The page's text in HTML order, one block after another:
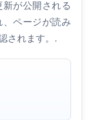
が公開される
ページが読み
されます。.